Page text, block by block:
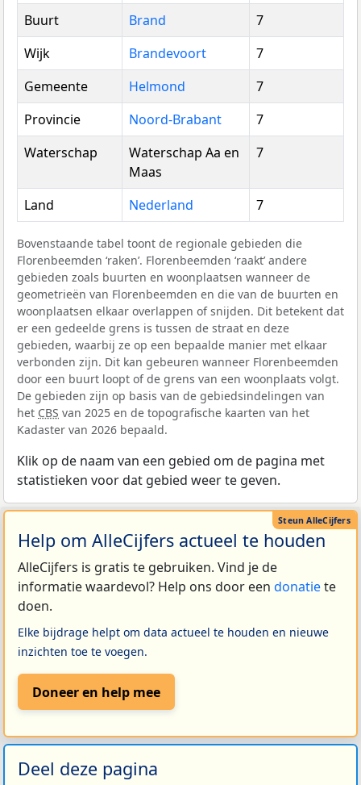
Buurt
Brand
7
Wijk
Brandevoort
7
Gemeente
Helmond
7
Provincie
Noord-Brabant
7
Waterschap
Waterschap Aa en
Maas
7
Land Nederland 7
Bovenstaande tabel toont de regionale gebieden die
Florenbeemden ‘raken’. Florenbeemden ‘raakt’ andere
gebieden zoals buurten en woonplaatsen wanneer de
geometrieën van Florenbeemden en die van de buurten en
woonplaatsen elkaar overlappen of snijden. Dit betekent dat
er een gedeelde grens is tussen de straat en deze
gebieden, waarbij ze op een bepaalde manier met elkaar
verbonden zijn. Dit kan gebeuren wanneer Florenbeemden
door een buurt loopt of de grens van een woonplaats volgt.
De gebieden zijn op basis van de gebiedsindelingen van
het CBS van 2025 en de topografische kaarten van het
Kadaster van 2026 bepaald.
Klik op de naam van een gebied om de pagina met
statistieken voor dat gebied weer te geven.
Help om AlleCijfers actueel te houden
AlleCijfers is gratis te gebruiken. Vind je de
informatie waardevol? Help ons door een donatiete
doen.
Elke bijdrage helpt om data actueel te houden en nieuwe
inzichten toe te voegen.
Doneer en help mee
Deel deze pagina